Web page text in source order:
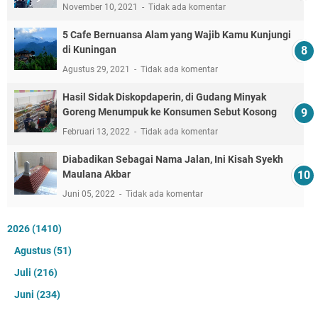
November 10, 2021 Tidak ada komentar
5 Cafe Bernuansa Alam yang Wajib Kamu Kunjungi
di Kuningan
Agustus 29, 2021 Tidak ada komentar
Hasil Sidak Diskopdaperin, di Gudang Minyak
Goreng Menumpuk ke Konsumen Sebut Kosong
Februari 13, 2022 Tidak ada komentar
Diabadikan Sebagai Nama Jalan, Ini Kisah Syekh
Maulana Akbar
Juni 05, 2022 Tidak ada komentar
2026(1410)
Agustus(51)
Juli (216)
Juni (234)